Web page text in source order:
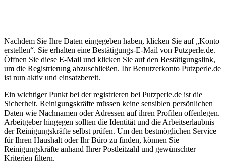
Nachdem Sie Ihre Daten eingegeben haben, klicken Sie auf „Konto
erstellen“. Sie erhalten eine Bestätigungs-E-Mail von Putzperle.de.
Öffnen Sie diese E-Mail und klicken Sie auf den Bestätigungslink,
um die Registrierung abzuschließen. Ihr Benutzerkonto Putzperle.de
ist nun aktiv und einsatzbereit.
Ein wichtiger Punkt bei der registrieren bei Putzperle.de ist die
Sicherheit. Reinigungskräfte müssen keine sensiblen persönlichen
Daten wie Nachnamen oder Adressen auf ihren Profilen offenlegen.
Arbeitgeber hingegen sollten die Identität und die Arbeitserlaubnis
der Reinigungskräfte selbst prüfen. Um den bestmöglichen Service
für Ihren Haushalt oder Ihr Büro zu finden, können Sie
Reinigungskräfte anhand Ihrer Postleitzahl und gewünschter
Kriterien filtern.